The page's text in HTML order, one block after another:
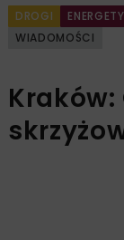
DROGI
WIADOMOŚCI